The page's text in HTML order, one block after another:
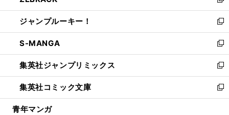
開
く
ウ
で
開
く
ン
ド
ウ
で
開
く
ウ
ィ
ン
ド
ウ
で
開
く
し
い
ウ
ィ
ン
ド
ウ
で
開
ジャンプルーキー！
新
し
い
ウ
ィ
ン
ド
ウ
S-MANGA
新
し
い
ウ
ィ
ン
集英社ジャンプリミックス
新
し
い
ウ
集英社コミック文庫
新
し
青年マンガ